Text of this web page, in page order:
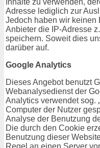
Inhalte zu verwenden,
Adresse lediglich zur
Jedoch haben wir keinen
Anbieter die IP-Adresse
speichern. Soweit dies
darüber auf.
Google Analytics
Dieses Angebot benutzt
Webanalysedienst der
Analytics verwendet sog.
Computer der Nutzer
Analyse der Benutzung
Die durch den Cookie
Benutzung dieser